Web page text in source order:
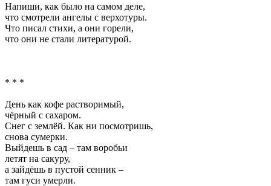
Напиши, как было на самом деле,
что смотрели ангелы с верхотуры.
Что писал стихи, а они горели,
что они не стали литературой.
* * *
День как кофе растворимый,
чёрный с сахаром.
Снег с землёй. Как ни посмотришь,
снова сумерки.
Выйдешь в сад – там воробьи
летят на сакуру,
а зайдёшь в пустой сенник –
там гуси умерли.